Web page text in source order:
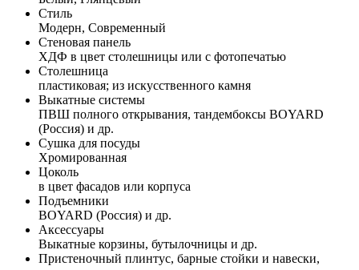
Стиль
Модерн, Современный
Стеновая панель
ХДФ в цвет столешницы или с фотопечатью
Столешница
пластиковая; из искусственного камня
Выкатные системы
ПВШ полного открывания, тандембоксы BOYARD
(Россия) и др.
Сушка для посуды
Хромированная
Цоколь
в цвет фасадов или корпуса
Подъемники
BOYARD (Россия) и др.
Аксессуары
Выкатные корзины, бутылочницы и др.
Пристеночный плинтус, барные стойки и навески,